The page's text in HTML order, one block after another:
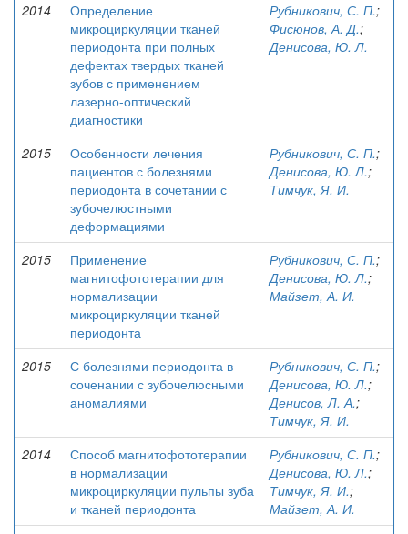
2014
Определение
микроциркуляции тканей
периодонта при полных
дефектах твердых тканей
зубов с применением
лазерно-оптический
диагностики
Рубникович, С. П.;
Фисюнов, А. Д.;
Денисова, Ю. Л.
2015
Особенности лечения
пациентов с болезнями
периодонта в сочетании с
зубочелюстными
деформациями
Рубникович, С. П.;
Денисова, Ю. Л.;
Тимчук, Я. И.
2015
Применение
магнитофототерапии для
нормализации
микроциркуляции тканей
периодонта
Рубникович, С. П.;
Денисова, Ю. Л.;
Майзет, А. И.
2015
С болезнями периодонта в
соченании с зубочелюсными
аномалиями
Рубникович, С. П.;
Денисова, Ю. Л.;
Денисов, Л. А.;
Тимчук, Я. И.
2014
Способ магнитофототерапии
в нормализации
микроциркуляции пульпы зуба
и тканей периодонта
Рубникович, С. П.;
Денисова, Ю. Л.;
Тимчук, Я. И.;
Майзет, А. И.